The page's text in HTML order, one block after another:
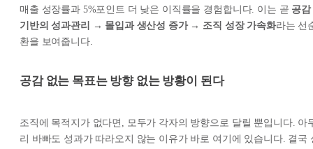
매출 성장률과 5%포인트 더 낮은 이직률을 경험합니다. 이는 곧 공감
기반의 성과관리 → 몰입과 생산성 증가 → 조직 성장 가속화라는 선
환을 보여줍니다.
공감 없는 목표는 방향 없는 방황이 된다
조직에 목적지가 없다면, 모두가 각자의 방향으로 달릴 뿐입니다. 아
리 바빠도 성과가 따라오지 않는 이유가 바로 여기에 있습니다. 결국